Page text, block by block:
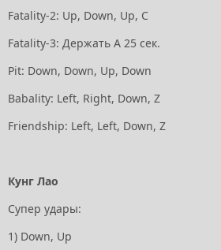
Fatality-2: Up, Down, Up, С
Fatality-3: Держать А 25 сек.
Pit: Down, Down, Up, Down
Babality: Left, Right, Down, Z
Friendship: Left, Left, Down, Z
Кунг Лао
Супер удары:
1) Down, Up